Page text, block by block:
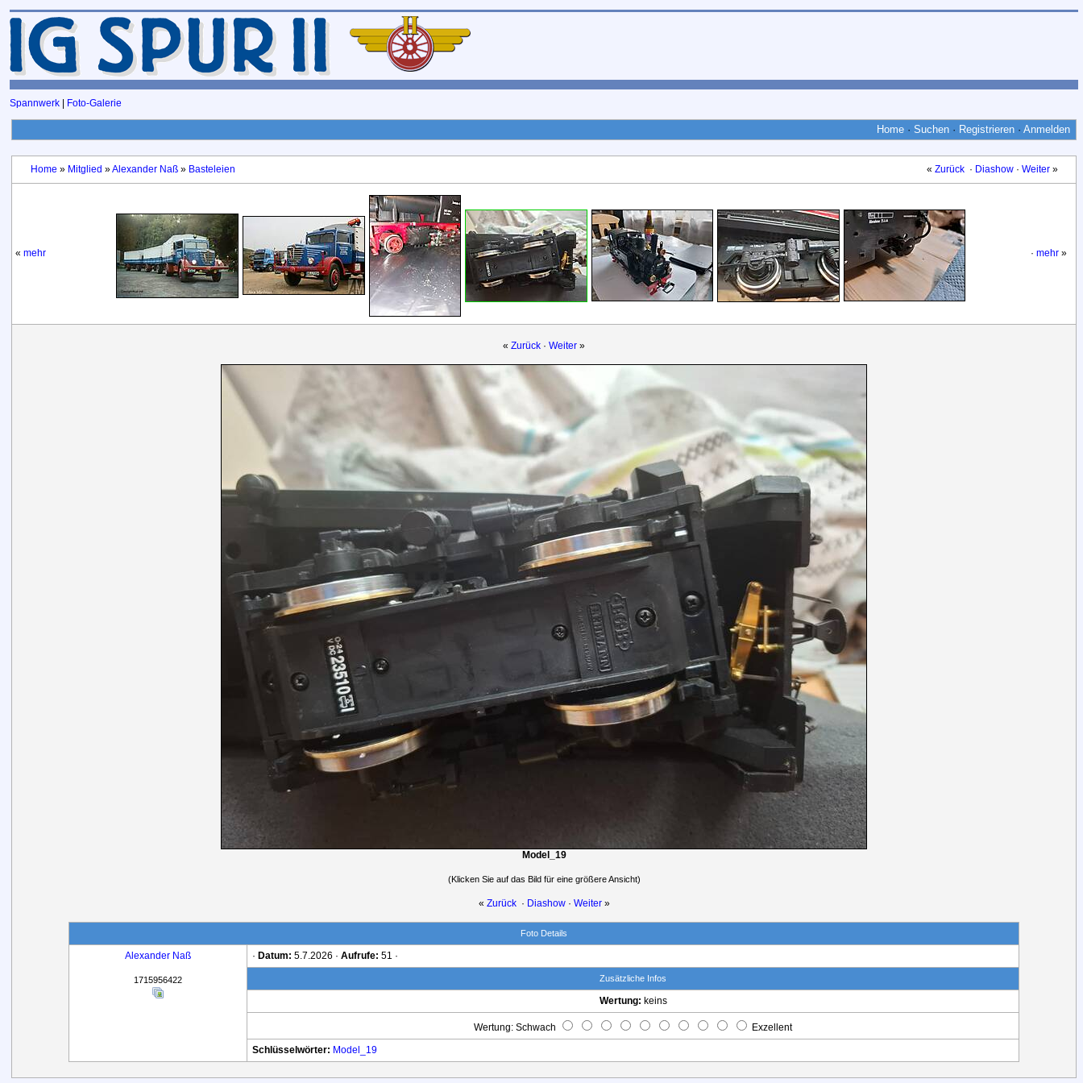
Spannwerk Foto-Galerie
Home · Suchen · Registrieren · Anmelden
Home » Mitglied »Alexander Naß» Basteleien « Zurück· Diashow· Weiter»
« mehr · mehr »
« Zurück · Weiter »
Model_19
(Klicken Sie auf das Bild für eine größere Ansicht)
« Zurück· Diashow· Weiter»
Foto Details
Alexander Naß
1715956422
· Datum: 5.7.2026 · Aufrufe: 51 ·
Zusätzliche Infos
Wertung: keins
Wertung: Schwach
Exzellent
Schlüsselwörter: Model_19